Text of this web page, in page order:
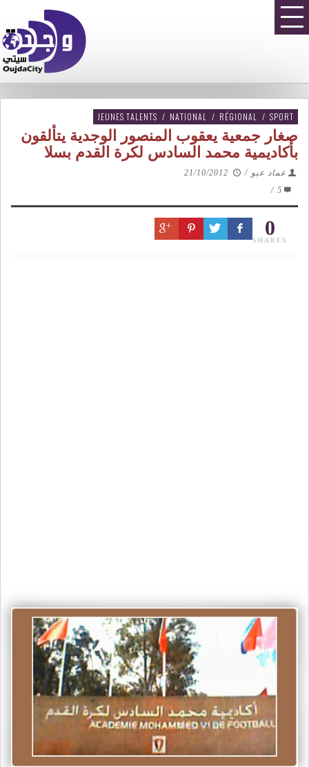
JEUNES TALENTS / NATIONAL / RÉGIONAL / SPORT
صغار جمعية يعقوب المنصور الوجدية يتألقون
بأكاديمية محمد السادس لكرة القدم بسلا
عماد عبو /
21/10/2012
5
/
0
SHARES